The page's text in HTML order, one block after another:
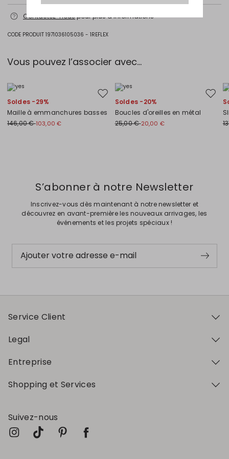
séchage en tambour interdit; sécher normalement à l'ombre;
Contactez-nouspour plus d’informations
CODE PRODUIT 1971036105036 - 1REFLEX
Vous pouvez l’associer avec…
Ajouter vers la liste de souhaits
Soldes -29%
Maille à emmanchures basses
146,00 €103,00 €
Soldes -20%
Boucles d'oreilles en métal
25,00 €20,00 €
S’abonner à notre Newsletter
Inscrivez-vous dès maintenant à notre newsletter et
découvrez en avant-première les nouveaux arrivages, les
événements et les projets spéciaux !
Ajouter votre adresse e-mail
Service Client
Legal
Entreprise
Shopping et Services
Suivez-nous